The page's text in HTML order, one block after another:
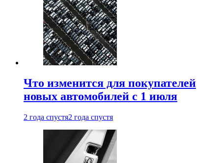
Что изменится для покупателей
новых автомобилей с 1 июля
2 года спустя2 года спустя